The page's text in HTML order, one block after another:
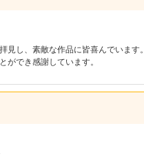
し、素敵な作品に皆喜んでいます。
ができ感謝しています。